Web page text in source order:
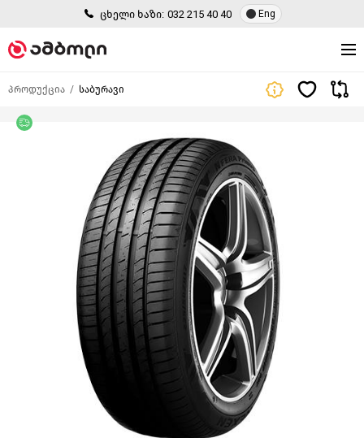
ცხელი ხაზი: 032 215 40 40 Eng
პროდუქცია საბურავი